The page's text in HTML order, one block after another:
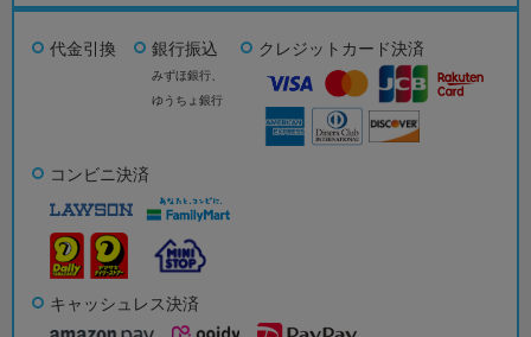
代金引換 銀行振込
みずほ銀行、
ゆうちょ銀行
クレジットカード決済
コンビニ決済
キャッシュレス決済